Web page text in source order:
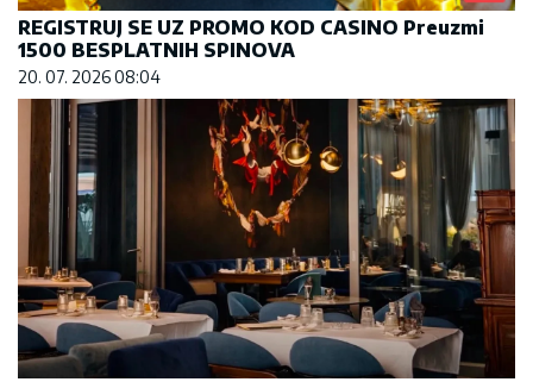
REGISTRUJ SE UZ PROMO KOD CASINO Preuzmi
1500 BESPLATNIH SPINOVA
20. 07. 2026 08:04